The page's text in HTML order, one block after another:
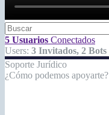
5 Usuarios Conectados
Users: 3 Invitados, 2 Bots
Soporte Jurídico
¿Cómo podemos apoyarte?